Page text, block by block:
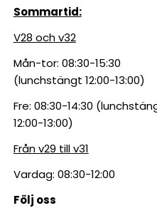
Sommartid:
V28 och v32
Mån-tor: 08:30-15:30
(lunchstängt 12:00-13:00)
Fre: 08:30-14:30
12:00-13:00)
Från v29 till v31
Vardag: 08:30-12:00
Följ oss